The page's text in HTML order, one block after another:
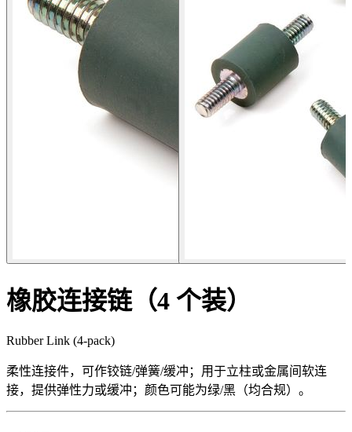
橡胶连接链（4 个装）
Rubber Link (4-pack)
柔性连接件，可作铰链/弹簧/缓冲；用于立柱或金属间软连
接，提供弹性力或缓冲；颜色可能为绿/黑（均合规）。